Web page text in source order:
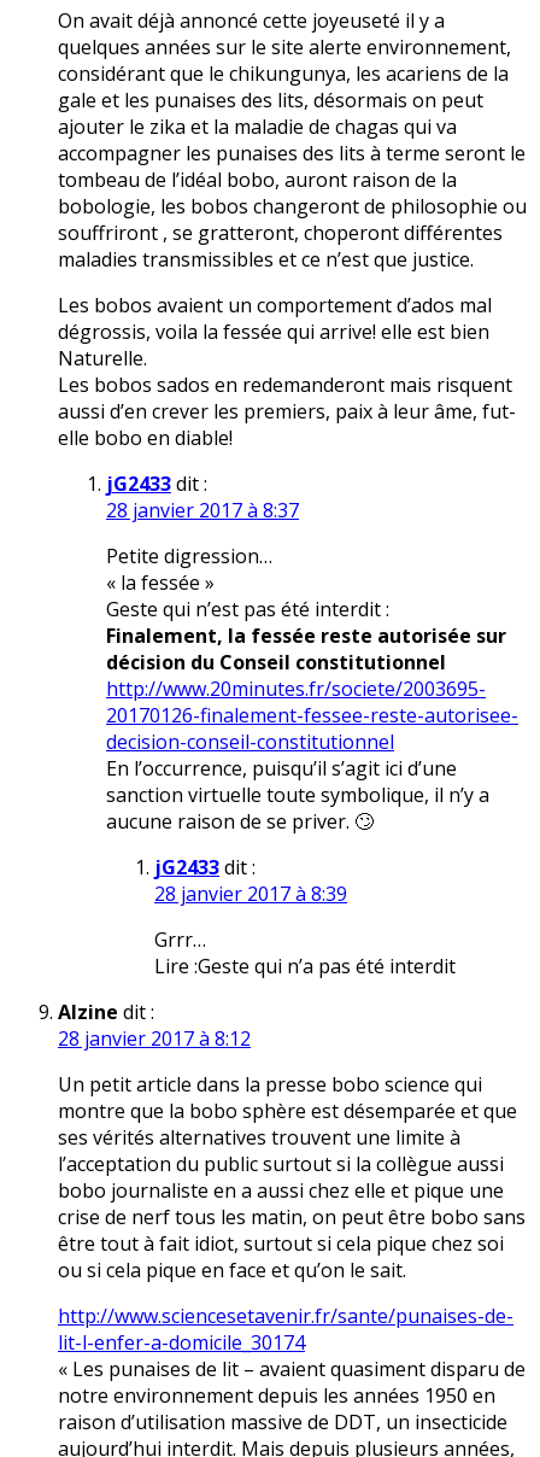
On avait déjà annoncé cette joyeuseté il y a
quelques années sur le site alerte environnement,
considérant que le chikungunya, les acariens de la
gale et les punaises des lits, désormais on peut
ajouter le zika et la maladie de chagas qui va
accompagner les punaises des lits à terme seront le
tombeau de l’idéal bobo, auront raison de la
bobologie, les bobos changeront de philosophie ou
souffriront , se gratteront, choperont différentes
maladies transmissibles et ce n’est que justice.
Les bobos avaient un comportement d’ados mal
dégrossis, voila la fessée qui arrive! elle est bien
Naturelle.
Les bobos sados en redemanderont mais risquent
aussi d’en crever les premiers, paix à leur âme, fut-
elle bobo en diable!
jG2433dit :
28 janvier 2017 à 8:37
Petite digression…
« la fessée »
Geste qui n’est pas été interdit :
Finalement, la fessée reste autorisée sur
décision du Conseil constitutionnel
http://www.20minutes.fr/societe/2003695-
20170126-finalement-fessee-reste-autorisee-
decision-conseil-constitutionnel
En l’occurrence, puisqu’il s’agit ici d’une
sanction virtuelle toute symbolique, il n’y a
aucune raison de se priver. 🙄
jG2433dit :
28 janvier 2017 à 8:39
Grrr…
Lire :Geste qui n’a pas été interdit
Alzine dit :
28 janvier 2017 à 8:12
Un petit article dans la presse bobo science qui
montre que la bobo sphère est désemparée et que
ses vérités alternatives trouvent une limite à
l’acceptation du public surtout si la collègue aussi
bobo journaliste en a aussi chez elle et pique une
crise de nerf tous les matin, on peut être bobo sans
être tout à fait idiot, surtout si cela pique chez soi
ou si cela pique en face et qu’on le sait.
http://www.sciencesetavenir.fr/sante/punaises-de-
lit-l-enfer-a-domicile_30174
« Les punaises de lit – avaient quasiment disparu de
notre environnement depuis les années 1950 en
raison d’utilisation massive de DDT, un insecticide
aujourd’hui interdit. Mais depuis plusieurs années,